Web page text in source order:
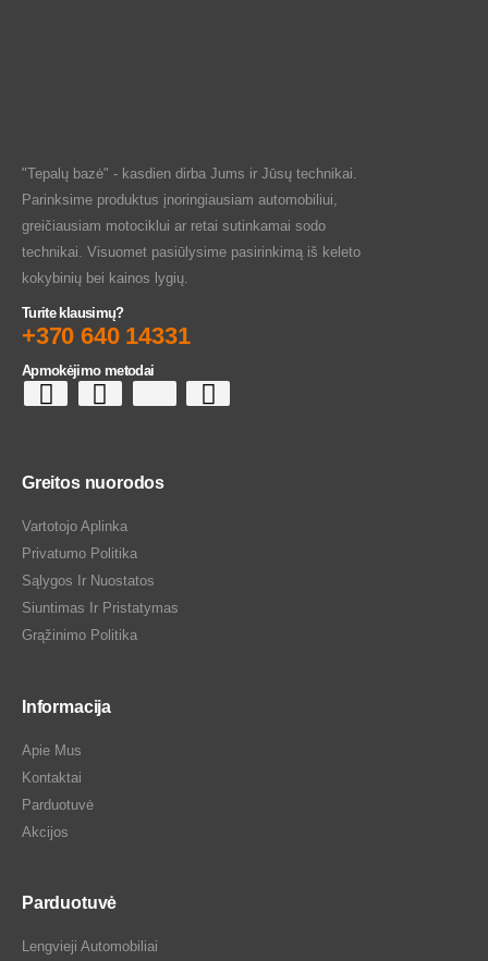
"Tepalų bazė" - kasdien dirba Jums ir Jūsų technikai.
Parinksime produktus įnoringiausiam automobiliui,
greičiausiam motociklui ar retai sutinkamai sodo
technikai. Visuomet pasiūlysime pasirinkimą iš keleto
kokybinių bei kainos lygių.
Turite klausimų?
+370 640 14331
Apmokėjimo metodai
Greitos nuorodos
Vartotojo Aplinka
Privatumo Politika
Sąlygos Ir Nuostatos
Siuntimas Ir Pristatymas
Grąžinimo Politika
Informacija
Apie Mus
Kontaktai
Parduotuvė
Akcijos
Parduotuvė
Lengvieji Automobiliai